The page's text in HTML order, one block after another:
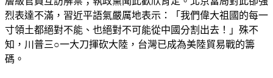
烈表達不滿，習近平語氣嚴厲地表示：「我們偉大祖國的每一
寸領土都絕對不能、也絕對不可能從中國分割出去！」殊不
知，川普三○一大刀揮砍大陸，台灣已成為美陸貿易戰的籌
碼。